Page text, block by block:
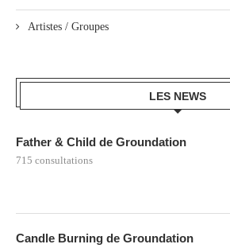
Artistes / Groupes
LES NEWS
Father & Child de Groundation
715 consultations
Candle Burning de Groundation